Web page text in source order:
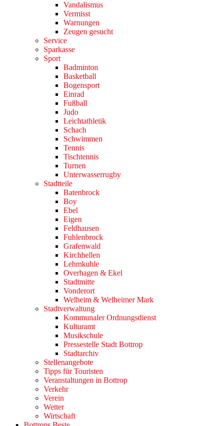
Vandalismus
Vermisst
Warnungen
Zeugen gesucht
Service
Sparkasse
Sport
Badminton
Basketball
Bogensport
Einrad
Fußball
Judo
Leichtathletik
Schach
Schwimmen
Tennis
Tischtennis
Turnen
Unterwasserrugby
Stadtteile
Batenbrock
Boy
Ebel
Eigen
Feldhausen
Fuhlenbrock
Grafenwald
Kirchhellen
Lehmkuhle
Overhagen & Ekel
Stadtmitte
Vonderort
Welheim & Welheimer Mark
Stadtverwaltung
Kommunaler Ordnungsdienst
Kulturamt
Musikschule
Pressestelle Stadt Bottrop
Stadtarchiv
Stellenangebote
Tipps für Touristen
Veranstaltungen in Bottrop
Verkehr
Verein
Wetter
Wirtschaft